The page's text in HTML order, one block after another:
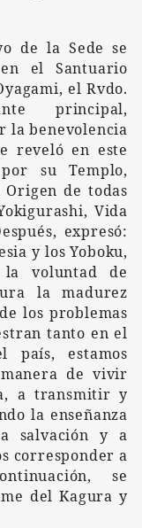
de la Sede se
el Santuario
, el Rvdo.
principal,
la benevolencia
reveló en este
su Templo,
de todas
Vida
expresó:
y los Yoboku,
la voluntad de
la madurez
los problemas
tanto en el
l país, estamos
de vivir
, a transmitiry
la enseñanza
salvación y a
corresponder a
se
del Kagura y